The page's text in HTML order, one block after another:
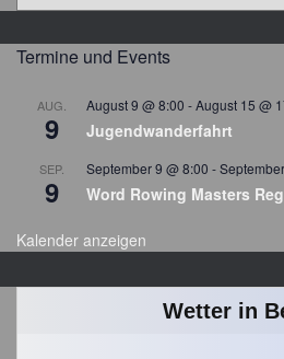
t
h
Termine und Events
AUG.
9
August 9 @ 8:00 -August 15 @
Jugendwanderfahrt
SEP.
9
September 9 @ 8:00 -
Word Rowing Masters
Kalender anzeigen
Wetter in